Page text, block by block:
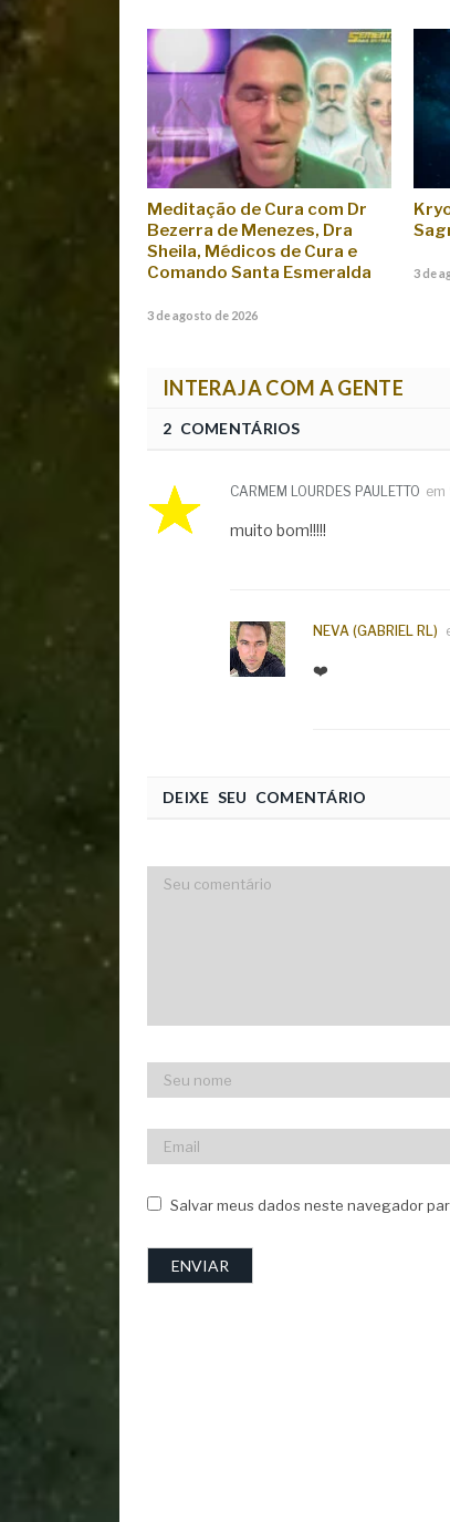
Meditação de Cura com Dr
Bezerra de Menezes, Dra
Sheila, Médicos de Cura e
Comando Santa Esmeralda
3 de agosto de 2026
3 de
INTERAJA COM A GENTE
2 COMENTÁRIOS
CARMEM LOURDES PAULETTO em
muito bom!!!!!
NEVA (GABRIEL RL)
❤️
DEIXE SEU COMENTÁRIO
Salvar meus dados neste navegador